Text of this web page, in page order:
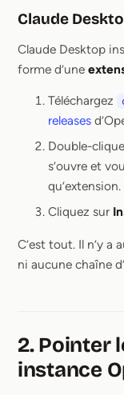
Claude
Claude Desktop
forme d’une
Téléchargez
releases
Double-
s’ouvre et
qu’extension.
Cliquez sur
C’est tout. Il n’y
ni aucune chaîne
2. Pointer
instance